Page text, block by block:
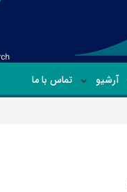
آرشیو
تماس با ما